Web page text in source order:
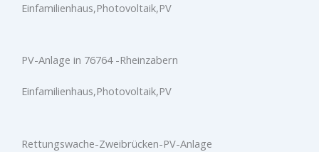
Einfamilienhaus,Photovoltaik,PV
PV-Anlage in 76764 -Rheinzabern
Einfamilienhaus,Photovoltaik,PV
Rettungswache-Zweibrücken-PV-Anlage